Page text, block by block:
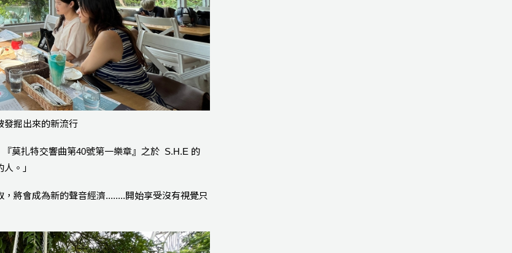
發掘出來的新流行
莫扎特交響曲第40號第一樂章』之於 S.H.E 的
。」
將會成為新的聲音經濟........開始享受沒有視覺只